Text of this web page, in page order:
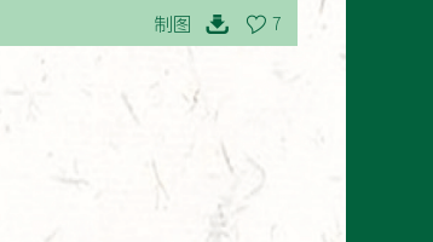
制图 7